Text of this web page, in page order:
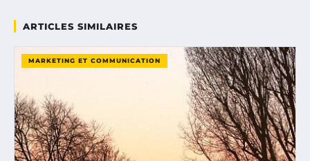
ARTICLES SIMILAIRES
MARKETING ET COMMUNICATION